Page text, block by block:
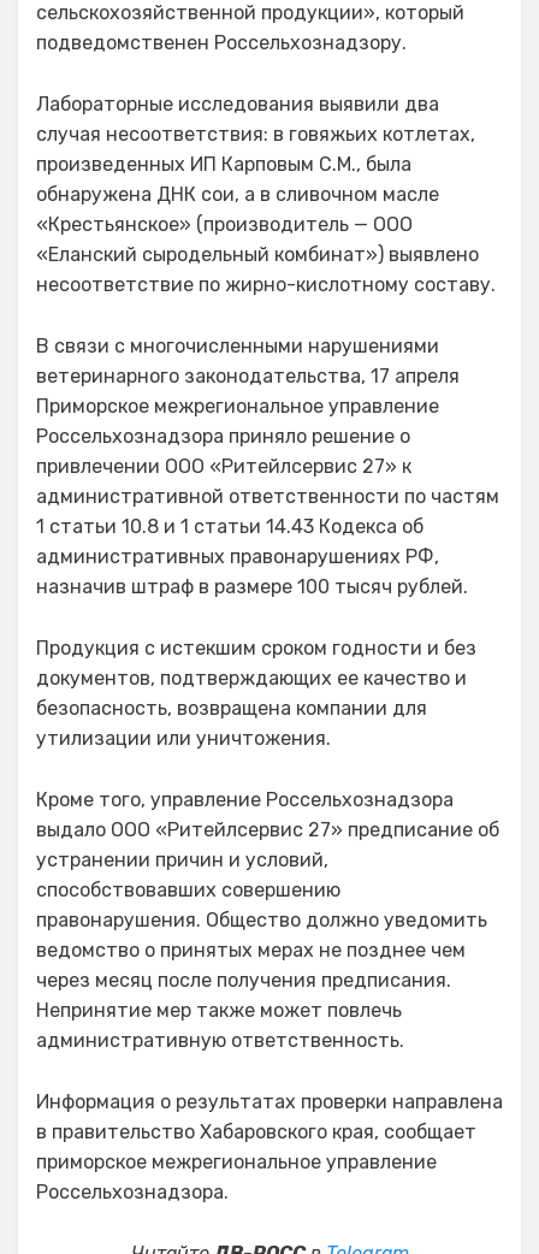
сельскохозяйственной продукции», который
подведомственен Россельхознадзору.
Лабораторные исследования выявили два
случая несоответствия: в говяжьих котлетах,
произведенных ИП Карповым С.М., была
обнаружена ДНК сои, а в сливочном масле
«Крестьянское» (производитель — ООО
«Еланский сыродельный комбинат») выявлено
несоответствие по жирно-кислотному составу.
В связи с многочисленными нарушениями
ветеринарного законодательства, 17 апреля
Приморское межрегиональное управление
Россельхознадзора приняло решение о
привлечении ООО «Ритейлсервис 27» к
административной ответственности по частям
1 статьи 10.8 и 1 статьи 14.43 Кодекса об
административных правонарушениях РФ,
назначив штраф в размере 100 тысяч рублей.
Продукция с истекшим сроком годности и без
документов, подтверждающих ее качество и
безопасность, возвращена компании для
утилизации или уничтожения.
Кроме того, управление Россельхознадзора
выдало ООО «Ритейлсервис 27» предписание об
устранении причин и условий,
способствовавших совершению
правонарушения. Общество должно уведомить
ведомство о принятых мерах не позднее чем
через месяц после получения предписания.
Непринятие мер также может повлечь
административную ответственность.
Информация о результатах проверки направлена
в правительство Хабаровского края, сообщает
приморское межрегиональное управление
Россельхознадзора.